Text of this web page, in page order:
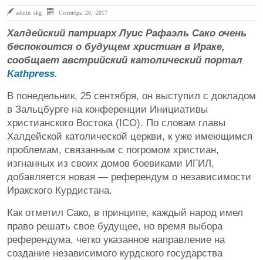
admin skg Сентябрь 28, 2017
Халдейский патриарх Луис Рафаэль Сако очень
беспокоится о будущем христиан в Ираке,
сообщает австрийский католический портал
Kathpress.
В понедельник, 25 сентября, он выступил с докладом
в Зальцбурге на конференции Инициативы
христианского Востока (ICO). По словам главы
Халдейской католической церкви, к уже имеющимся
проблемам, связанным с погромом христиан,
изгнанных из своих домов боевиками ИГИЛ,
добавляется новая — референдум о независимости
Иракского Курдистана.
Как отметил Сако, в принципе, каждый народ имел
право решать свое будущее, но время выбора
референдума, четко указанное направление на
создание независимого курдского государства